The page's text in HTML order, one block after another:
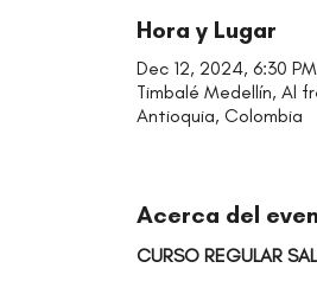
Hora y Lugar
Dec 12, 2024, 6:30
Timbalé Medellín, Al
Antioquia, Colombia
Acerca del
CURSO REGULAR